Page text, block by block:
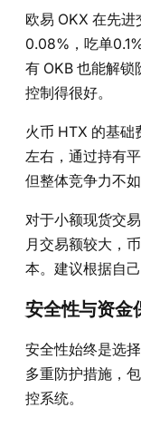
欧易 OKX 在先
0.08%，吃单
有 OKB 也能解锁
控制得很好。
火币 HTX 的基础
左右，通过持有
但整体竞争力不如
对于小额现货交
月交易额较大，
本。建议根据自
安全性与资金
安全性始终是选
多重防护措施，
控系统。